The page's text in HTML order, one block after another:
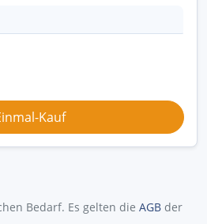
Bedarf. Es gelten die AGB der